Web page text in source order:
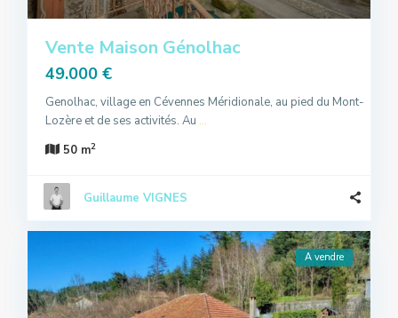
Vente Maison Génolhac
49.000 €
Genolhac, village en Cévennes Méridionale, au pied du Mont-
Lozère et de ses activités. Au ...
50 m2
Guillaume VIGNES
A vendre